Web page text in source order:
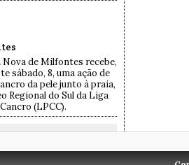
Nova de Milfontes recebe,
sábado, 8, uma ação de
da pele junto à praia,
Regional do Sul da Liga
(LPCC).